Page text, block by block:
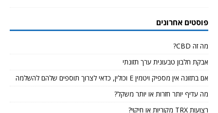
פוסטים אחרונים
מה זה CBD?
אבקת חלבון טבעונית ערך תזונתי
אם בתזונה אין מספיק ויטמין E וכולין, כדאי לצרוך תוספים שלהם להשלמה
מה עדיף יותר חזרות או יותר משקל?
רצועות TRX מקוריות או חיקוי?